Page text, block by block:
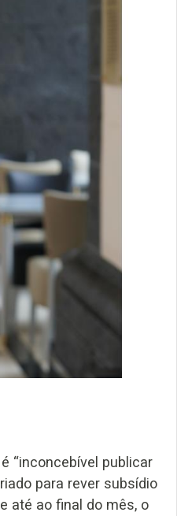
“inconcebível publicar
para rever subsídio
até ao final do mês, o